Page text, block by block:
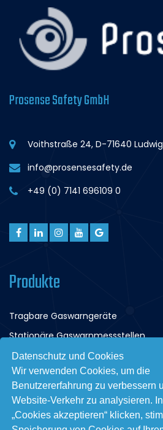
Datenschutz und Cookies
Wir verwenden Cookies, um die
Benutzererfahrung zu verbessern
Website-Verkehr zu analysieren.
„Cookies akzeptieren“ klicken,
Prosense Safety GmbH
Voithstraße 24, D-71640
info@prosensesafety.de
+49 (0) 7141 696109 0
Produkte
Tragbare Gaswarngeräte
Stationäre Gaswarnmessstellen
Gaswarnzentrale
Tiefgaragenüberwachung
Akademie